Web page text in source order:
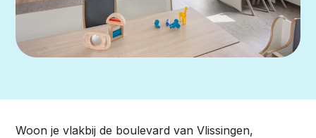
Woon je vlakbij de boulevard van Vlissingen,